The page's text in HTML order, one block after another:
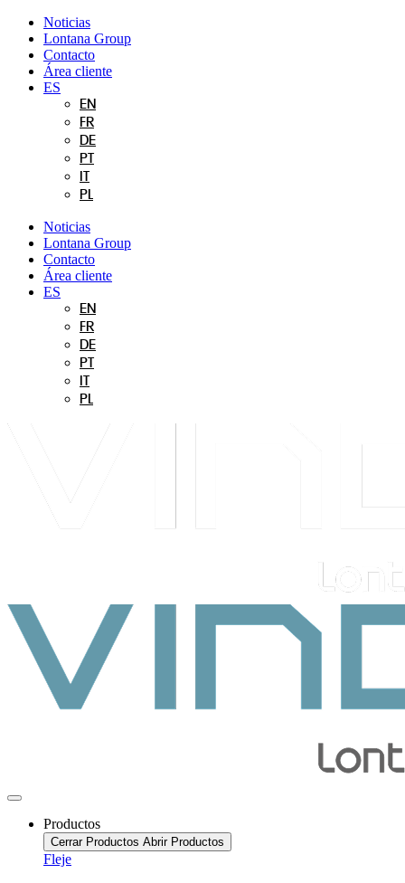
contenido
Noticias
Lontana Group
Contacto
Área cliente
ES
EN
FR
DE
PT
PL
Noticias
Lontana Group
Contacto
Área cliente
ES
EN
FR
DE
PT
PL
Productos
Cerrar Productos Abrir Productos
Fleje